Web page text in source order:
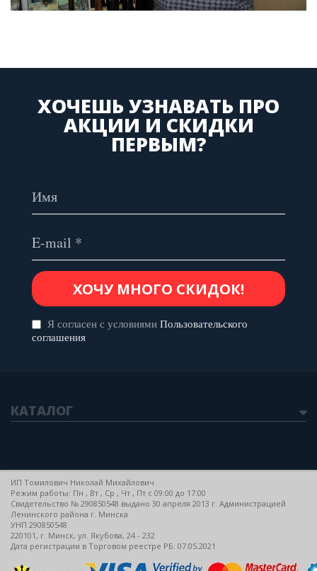
ХОЧЕШЬ УЗНАВАТЬ ПРО
АКЦИИ И СКИДКИ
ПЕРВЫМ?
Я согласен с условиями Пользовательского
соглашения
КАТАЛОГ
ИП Томилович Николай Михайлович
Режим работы: Пн , Вт , Ср , Чт , Пт c 09:00 до 17:00
Свидетельство № 290850548 выдано 30 апреля 2013 г. Администрацией
Ленинского района г. Минска
УНП 290850548
220101, г. Минск, ул. Якубова, 24 - 232
Дата регистрации в Торговом реестре РБ: 07.05.2021